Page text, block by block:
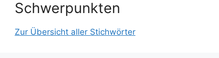
Schwerpunkten
Zur Übersicht aller Stichwörter